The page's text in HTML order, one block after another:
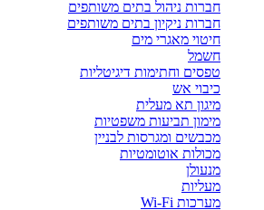
חברות ניהול בתים משותפים
חברות ניקיון בתים משותפים
חיטוי מאגרי מים
חשמל
טפסים וחתימות דיגיטליות
כיבוי אש
מיגון תא מעלית
מימון תביעות משפטיות
מכבשים ומגרסות לבניין
מכולות אוטומטיות
מנעולן
מעליות
מערכות Wi-Fi